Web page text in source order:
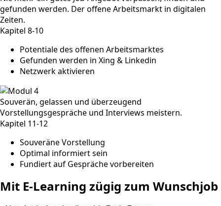
gefunden werden. Der offene Arbeitsmarkt in digitalen
Zeiten.
Kapitel 8-10
Potentiale des offenen Arbeitsmarktes
Gefunden werden in Xing & Linkedin
Netzwerk aktivieren
Souverän, gelassen und überzeugend
Vorstellungsgespräche und Interviews meistern.
Kapitel 11-12
Souveräne Vorstellung
Optimal informiert sein
Fundiert auf Gespräche vorbereiten
Mit E-Learning zügig zum Wunschjob